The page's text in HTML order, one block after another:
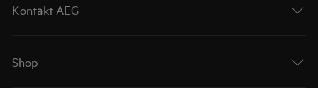
Kontakt AEG
Shop